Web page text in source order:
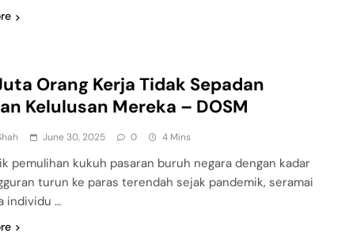
Orang Kerja Tidak Sepadan
Kelulusan Mereka – DOSM
June 30, 2025 0 4 Mins
pemulihan kukuh pasaran buruh negara dengan kadar
turun ke paras terendah sejak pandemik, seramai
individu …